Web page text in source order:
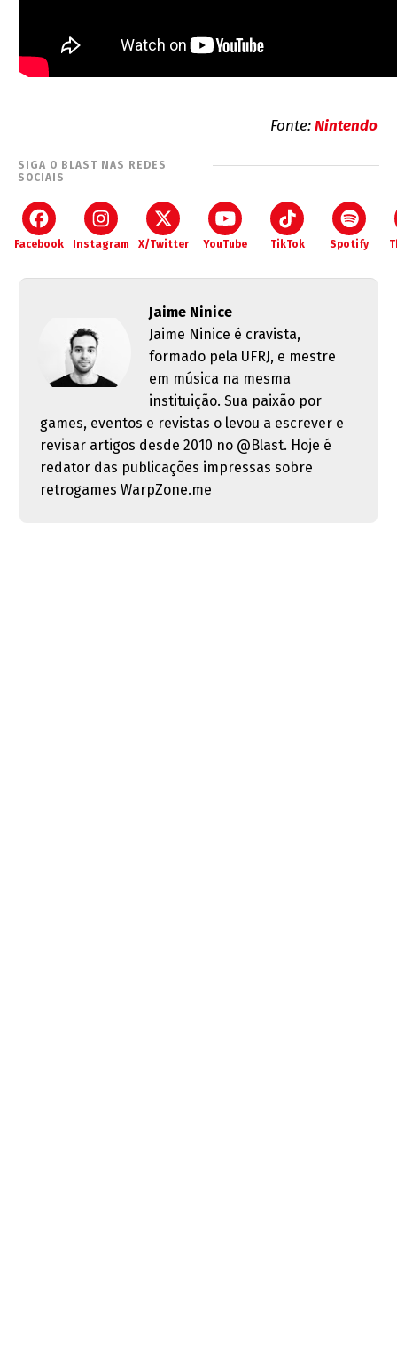
Fonte:Nintendo
SIGA O BLAST NAS REDES
SOCIAIS
Facebook Instagram X/Twitter YouTube TikTok Spotify
Jaime Ninice
Jaime Ninice é cravista,
formado pela UFRJ, e mestre
em música na mesma
instituição. Sua paixão por
games, eventos e revistas o levou a escrever e
revisar artigos desde 2010 no @Blast. Hoje é
redator das publicações impressas sobre
retrogames WarpZone.me